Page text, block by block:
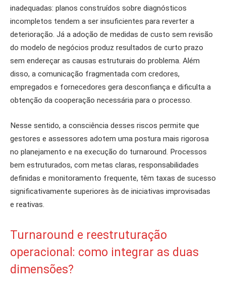
inadequadas: planos construídos sobre diagnósticos
incompletos tendem a ser insuficientes para reverter a
deterioração. Já a adoção de medidas de custo sem revisão
do modelo de negócios produz resultados de curto prazo
sem endereçar as causas estruturais do problema. Além
disso, a comunicação fragmentada com credores,
empregados e fornecedores gera desconfiança e dificulta a
obtenção da cooperação necessária para o processo.
Nesse sentido, a consciência desses riscos permite que
gestores e assessores adotem uma postura mais rigorosa
no planejamento e na execução do turnaround. Processos
bem estruturados, com metas claras, responsabilidades
definidas e monitoramento frequente, têm taxas de sucesso
significativamente superiores às de iniciativas improvisadas
e reativas.
Turnaround e reestruturação
operacional: como integrar as duas
dimensões?